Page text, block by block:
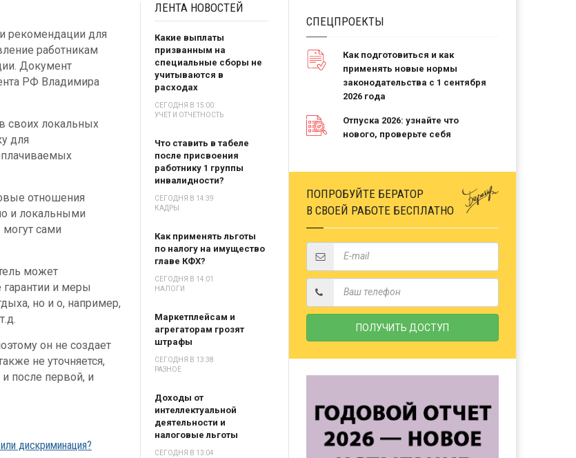
рекомендации для
работникам
Документ
РФ Владимира
своих локальных
для
отношения
и локальными
сами
может
гарантии и меры
но и о, например,
он не создает
не уточняется,
после первой, и
дискриминация?
ЛЕНТА НОВОСТЕЙ
Какие выплаты
призванным на
специальные сборы не
учитываются в
расходах
СЕГОДНЯ В 15:00
УЧЕТ И ОТЧЕТНОСТЬ
Что ставить в табеле
после присвоения
работнику 1 группы
инвалидности?
СЕГОДНЯ В 14:39
КАДРЫ
Как применять льготы
по налогу на имущество
главе КФХ?
СЕГОДНЯ В 14:01
НАЛОГИ
Маркетплейсам и
агрегаторам грозят
штрафы
СЕГОДНЯ В 13:38
РАЗНОЕ
Доходы от
интеллектуальной
деятельности и
налоговые льготы
СЕГОДНЯ В 13:04
СПЕЦПРОЕКТЫ
Как подготовиться и как
применять новые нормы
законодательства с 1 сентября
2026 года
Отпуска 2026: узнайте что
нового, проверьте себя
ПОПРОБУЙТЕ БЕРАТОР
В СВОЕЙ РАБОТЕ БЕСПЛАТНО